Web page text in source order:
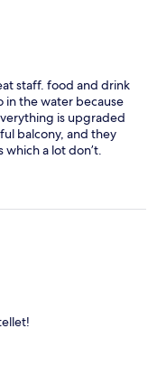
staff. food and drink
in the water because
is upgraded
balcony, and they
a lot don’t.